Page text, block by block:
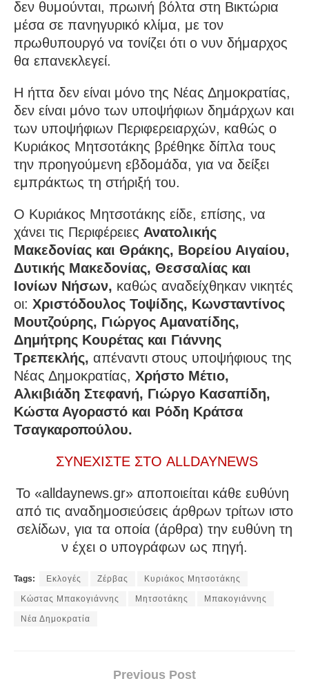
δεν θυμούνται, πρωινή βόλτα στη Βικτώρια
μέσα σε πανηγυρικό κλίμα, με τον
πρωθυπουργό να τονίζει ότι ο νυν δήμαρχος
θα επανεκλεγεί.
Η ήττα δεν είναι μόνο της Νέας Δημοκρατίας,
δεν είναι μόνο των υποψήφιων δημάρχων και
των υποψήφιων Περιφερειαρχών, καθώς ο
Κυριάκος Μητσοτάκης βρέθηκε δίπλα τους
την προηγούμενη εβδομάδα, για να δείξει
εμπράκτως τη στήριξή του.
Ο Κυριάκος Μητσοτάκης είδε, επίσης, να
χάνει τις Περιφέρειες Ανατολικής
Μακεδονίας και Θράκης, Βορείου Αιγαίου,
Δυτικής Μακεδονίας, Θεσσαλίας και
Ιονίων Νήσων, καθώς αναδείχθηκαν νικητές
οι: Χριστόδουλος Τοψίδης, Κωνσταντίνος
Μουτζούρης, Γιώργος Αμανατίδης,
Δημήτρης Κουρέτας και Γιάννης
Τρεπεκλής, απέναντι στους υποψήφιους της
Νέας Δημοκρατίας, Χρήστο Μέτιο,
Αλκιβιάδη Στεφανή, Γιώργο Κασαπίδη,
Κώστα Αγοραστό και Ρόδη Κράτσα
Τσαγκαροπούλου.
ΣΥΝΕΧΙΣΤΕ ΣΤΟ ALLDAYNEWS
To «alldaynews.gr» αποποιείται κάθε ευθύνη
από τις αναδημοσιεύσεις άρθρων τρίτων ιστο
σελίδων, για τα οποία (άρθρα) την ευθύνη τη
ν έχει ο υπογράφων ως πηγή.
Tags: Εκλογές Ζέρβας Κυριάκος Μητσοτάκης
Κώστας Μπακογιάννης Μητσοτάκης Μπακογιάννης
Νέα Δημοκρατία
Previous Post